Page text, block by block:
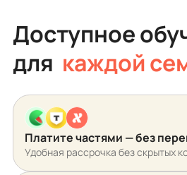
Доступное
для каждой
Платите частями — без
Удобная рассрочка без скрытых